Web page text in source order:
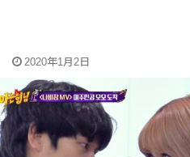
2020年1月2日